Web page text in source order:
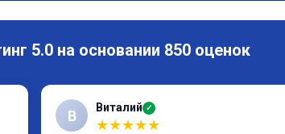
5.0 на основании 850 оценок
В Виталий ✓
★★★★★